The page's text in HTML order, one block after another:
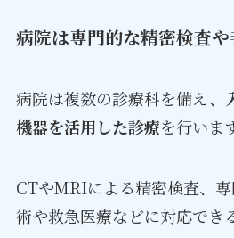
病院は専門的な精密検査
病院は複数の診療科を備え、
機器を活用した診療を行いま
CTやMRIによる精密検査、
術や救急医療などに対応でき